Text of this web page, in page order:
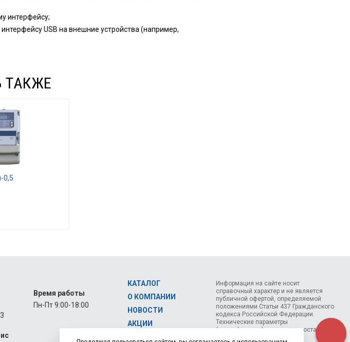
интерфейсу;
USB на внешние устройства (например,
ТАКЖЕ
0,5
Время работы
Пн-Пт 9:00-18:00
КАТАЛОГ
О КОМПАНИИ
НОВОСТИ
АКЦИИ
Информация на сайте носит
справочный характер и не является
публичной офертой, определяемой
положениями Статьи 437 Гражданского
кодекса Российской Федерации.
Технические параметры
(спецификация) и комплект поставки